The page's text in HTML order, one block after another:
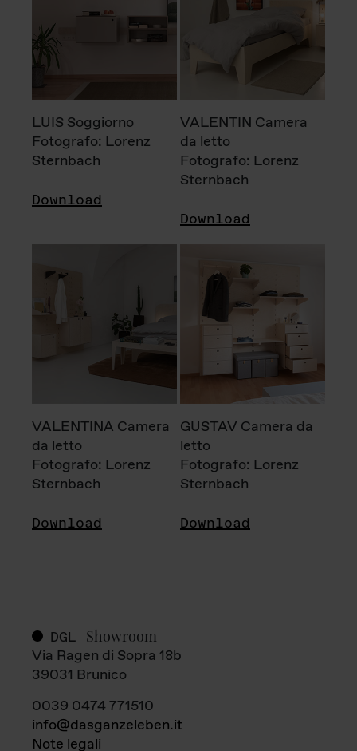
LUIS Soggiorno
Fotografo: Lorenz
Sternbach
Download
VALENTIN Camera
da letto
Fotografo: Lorenz
Sternbach
Download
VALENTINA Camera
da letto
Fotografo: Lorenz
Sternbach
Download
GUSTAV Camera da
letto
Fotografo: Lorenz
Sternbach
Download
DGL Showroom
Via Ragen di Sopra 18b
39031 Brunico
0039 0474 771510
info@dasganzeleben.it
Note legali